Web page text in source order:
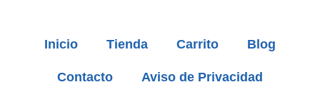
Inicio Tienda Carrito Blog
Contacto Aviso de Privacidad